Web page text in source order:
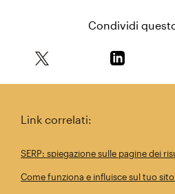
Condividi
Link correlati:
SERP: spiegazione sulle pagine dei
Come funziona e influisce sul tuo